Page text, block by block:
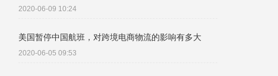
2020-06-09 10:24
美国暂停中国航班，对跨境电商物流的影响有多大
2020-06-05 09:53